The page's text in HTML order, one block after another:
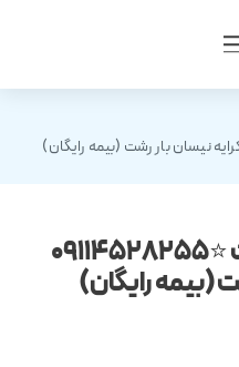
باربری نیسان در رشت ⭐️09114528255
(بیمه رایگان)